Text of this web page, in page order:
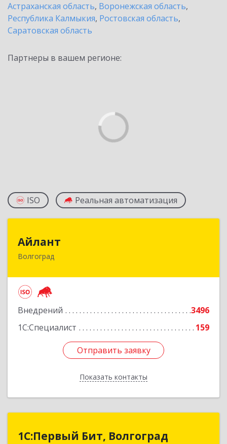
Астраханская область, Воронежская область,
Республика Калмыкия, Ростовская область,
Саратовская область
Партнеры в вашем регионе:
ISO Реальная автоматизация
Айлант
Волгоград
Внедрений
3496
1С:Специалист
159
Отправить заявку
Показать контакты
400001, Волгоградская обл, Волгоград г, им
Отправить заявку
Назад
1С:Первый Бит, Волгоград
1С:Первый Бит, Волгоград